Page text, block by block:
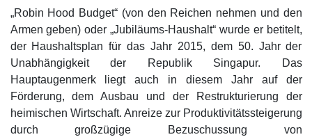
„Robin Hood Budget“ (von den Reichen nehmen und den
Armen geben) oder „Jubiläums-Haushalt“ wurde er betitelt,
der Haushaltsplan für das Jahr 2015, dem 50. Jahr der
Unabhängigkeit der Republik Singapur. Das
Hauptaugenmerk liegt auch in diesem Jahr auf der
Förderung, dem Ausbau und der Restrukturierung der
heimischen Wirtschaft. Anreize zur Produktivitätssteigerung
durch großzügige Bezuschussung von